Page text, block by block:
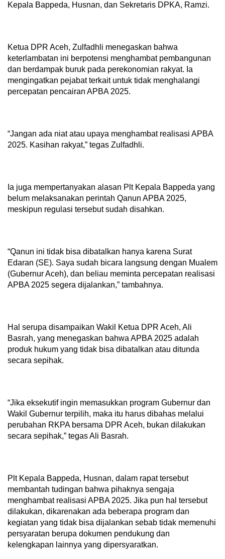
Kepala Bappeda, Husnan, dan Sekretaris DPKA, Ramzi.
Ketua DPR Aceh, Zulfadhli menegaskan bahwa
keterlambatan ini berpotensi menghambat pembangunan
dan berdampak buruk pada perekonomian rakyat. Ia
mengingatkan pejabat terkait untuk tidak menghalangi
percepatan pencairan APBA 2025.
“Jangan ada niat atau upaya menghambat realisasi APBA
2025. Kasihan rakyat,” tegas Zulfadhli.
Ia juga mempertanyakan alasan Plt Kepala Bappeda yang
belum melaksanakan perintah Qanun APBA 2025,
meskipun regulasi tersebut sudah disahkan.
“Qanun ini tidak bisa dibatalkan hanya karena Surat
Edaran (SE). Saya sudah bicara langsung dengan Mualem
(Gubernur Aceh), dan beliau meminta percepatan realisasi
APBA 2025 segera dijalankan,” tambahnya.
Hal serupa disampaikan Wakil Ketua DPR Aceh, Ali
Basrah, yang menegaskan bahwa APBA 2025 adalah
produk hukum yang tidak bisa dibatalkan atau ditunda
secara sepihak.
“Jika eksekutif ingin memasukkan program Gubernur dan
Wakil Gubernur terpilih, maka itu harus dibahas melalui
perubahan RKPA bersama DPR Aceh, bukan dilakukan
secara sepihak,” tegas Ali Basrah.
Plt Kepala Bappeda, Husnan, dalam rapat tersebut
membantah tudingan bahwa pihaknya sengaja
menghambat realisasi APBA 2025. Jika pun hal tersebut
dilakukan, dikarenakan ada beberapa program dan
kegiatan yang tidak bisa dijalankan sebab tidak memenuhi
persyaratan berupa dokumen pendukung dan
kelengkapan lainnya yang dipersyaratkan.